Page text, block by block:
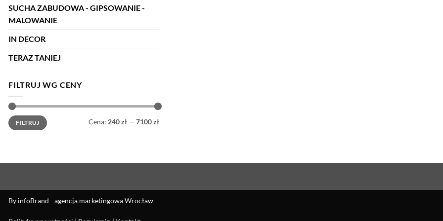
SUCHA ZABUDOWA - GIPSOWANIE -
MALOWANIE
IN DECOR
TERAZ TANIEJ
FILTRUJ WG CENY
Cena
min
Cena
maxFILTRUJ Cena: 240 zł — 7100 zł
By infoBrand - agencja marketingowa Wrocław